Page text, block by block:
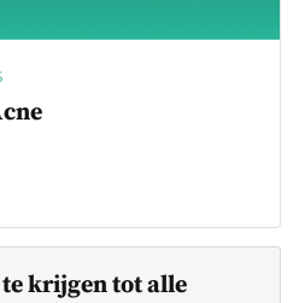
krijgen tot alle